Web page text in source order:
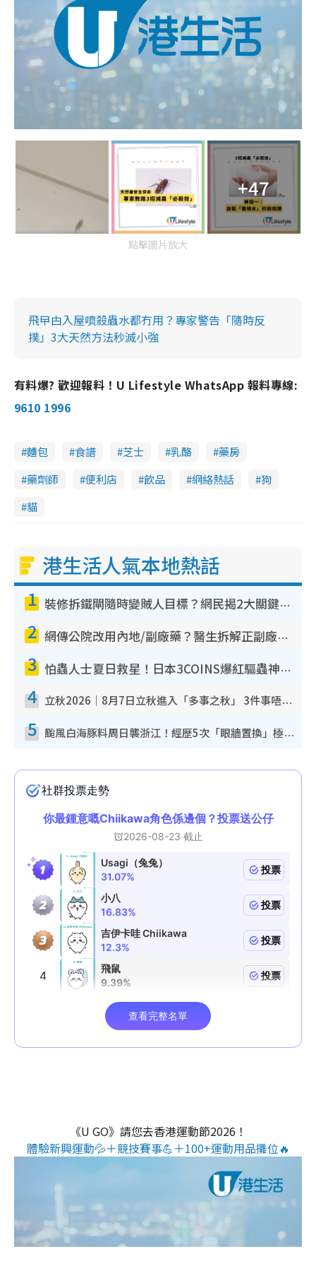
+47
點擊圖片放大
飛曱甴入屋噴殺蟲水都冇用？專家警告「隨時反
撲」3大天然方法秒滅小強
有料爆? 歡迎報料！U Lifestyle WhatsApp 報料專線:
9610 1996
麵包 食譜 芝士 乳酪
藥房
藥劑師
便利店 飲品 網絡熱話
狗
貓
港生活人氣本地熱話
1 裝修拆鐵閘隨時變賊人目標？網民揭2大關鍵用途：裝新式等於白裝？附新舊鐵閘分別
2 網傳公院改用內地/副廠藥？醫生拆解正副廠分別 揭4類人換藥隨時出事
3 怕蟲人士夏日救星！日本3COINS爆紅驅蟲神器$45起 1招「全程免觸碰」輕鬆搞定小強
4 立秋2026｜8月7日立秋進入「多事之秋」 3件事唔做得！專家教6招開運 清枱頭／銀包納氣接好運
5 颱風白海豚料周日襲浙江！經歷5次「眼牆置換」極罕見 成登陸內地最長途颱風
《U GO》請您去香港運動節2026！
體驗新興運動💦＋競技賽事💪＋100+運動用品攤位🔥